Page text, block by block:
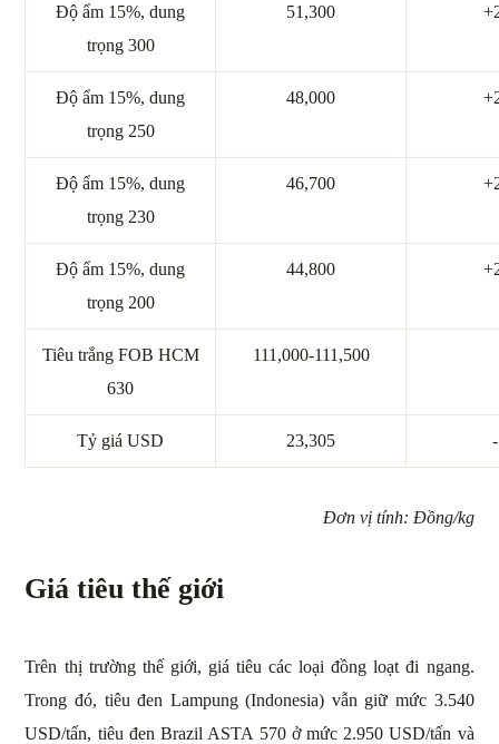
Độ ẩm 15%, dung
trọng 300
51,300
Độ ẩm 15%, dung
trọng 250
48,000
Độ ẩm 15%, dung
trọng 230
46,700
Độ ẩm 15%, dung
trọng 200
44,800
Tiêu trắng FOB HCM
630
111,000-111,500
Tỷ giá USD 23,305
Đơn vị tính: Đồng/kg
Giá tiêu thế giới
Trên thị trường thế giới, giá tiêu các loại đồng loạt đi ngang.
Trong đó, tiêu đen Lampung (Indonesia) vẫn giữ mức 3.540
USD/tấn, tiêu đen Brazil ASTA 570 ở mức 2.950 USD/tấn và